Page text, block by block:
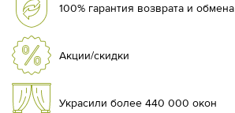
100% гарантия возврата и обмена
Акции/скидки
Украсили более 440 000 окон